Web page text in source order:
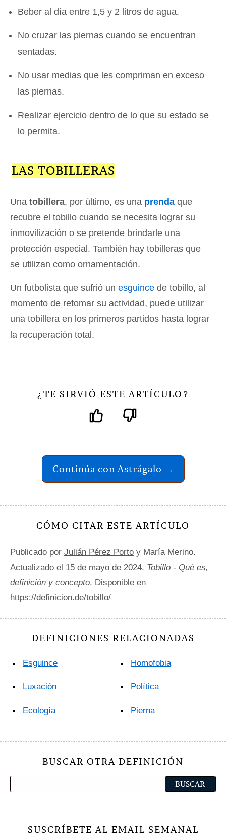
Beber al día entre 1,5 y 2 litros de agua.
No cruzar las piernas cuando se encuentran
sentadas.
No usar medias que les compriman en exceso
las piernas.
Realizar ejercicio dentro de lo que su estado se
lo permita.
LAS TOBILLERAS
Una tobillera, por último, es una prenda que
recubre el tobillo cuando se necesita lograr su
inmovilización o se pretende brindarle una
protección especial. También hay tobilleras que
se utilizan como ornamentación.
Un futbolista que sufrió un esguince de tobillo, al
momento de retomar su actividad, puede utilizar
una tobillera en los primeros partidos hasta lograr
la recuperación total.
¿ TE SIRVIÓ ESTE ARTÍCULO ?
Continúa con Astrágalo →
CÓMO CITAR ESTE ARTÍCULO
Publicado por Julián Pérez Porto y María Merino.
Actualizado el 15 de mayo de 2024. Tobillo - Qué es,
definición y concepto. Disponible en
https://definicion.de/tobillo/
DEFINICIONES RELACIONADAS
Esguince
Luxación
Ecología
Homofobia
Política
Pierna
BUSCAR OTRA DEFINICIÓN
SUSCRÍBETE AL EMAIL SEMANAL